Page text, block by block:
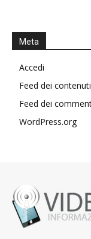
Meta
Accedi
Feed dei contenuti
Feed dei
WordPress.org